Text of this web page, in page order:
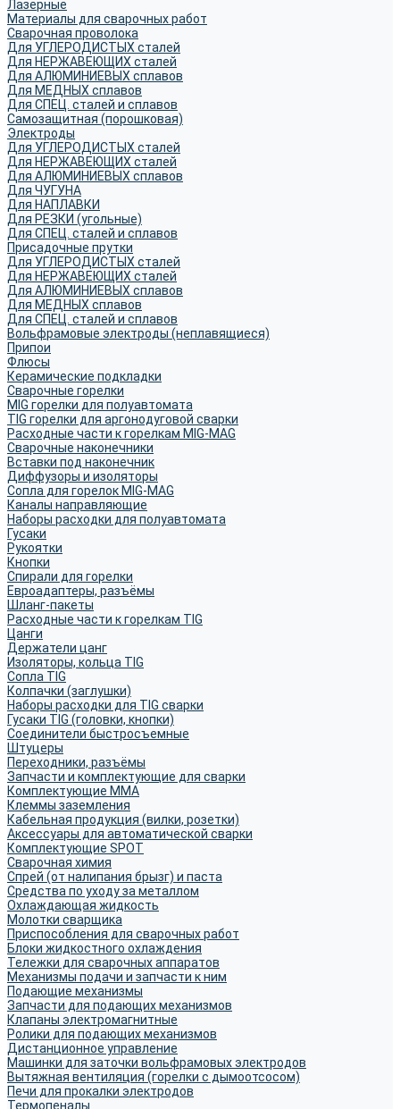
Лазерные
Материалы для сварочных работ
Сварочная проволока
Для УГЛЕРОДИСТЫХ сталей
Для НЕРЖАВЕЮЩИХ сталей
Для АЛЮМИНИЕВЫХ сплавов
Для МЕДНЫХ сплавов
Для СПЕЦ. сталей и сплавов
Самозащитная (порошковая)
Электроды
Для УГЛЕРОДИСТЫХ сталей
Для НЕРЖАВЕЮЩИХ сталей
Для АЛЮМИНИЕВЫХ сплавов
Для ЧУГУНА
Для НАПЛАВКИ
Для РЕЗКИ (угольные)
Для СПЕЦ. сталей и сплавов
Присадочные прутки
Для УГЛЕРОДИСТЫХ сталей
Для НЕРЖАВЕЮЩИХ сталей
Для АЛЮМИНИЕВЫХ сплавов
Для МЕДНЫХ сплавов
Для СПЕЦ. сталей и сплавов
Вольфрамовые электроды (неплавящиеся)
Припои
Флюсы
Керамические подкладки
Сварочные горелки
MIG горелки для полуавтомата
TIG горелки для аргонодуговой сварки
Расходные части к горелкам MIG-MAG
Сварочные наконечники
Вставки под наконечник
Диффузоры и изоляторы
Сопла для горелок MIG-MAG
Каналы направляющие
Наборы расходки для полуавтомата
Гусаки
Рукоятки
Кнопки
Спирали для горелки
Евроадаптеры, разъёмы
Шланг-пакеты
Расходные части к горелкам TIG
Цанги
Держатели цанг
Изоляторы, кольца TIG
Сопла TIG
Колпачки (заглушки)
Наборы расходки для TIG сварки
Гусаки TIG (головки, кнопки)
Соединители быстросъемные
Штуцеры
Переходники, разъёмы
Запчасти и комплектующие для сварки
Комплектующие ММА
Клеммы заземления
Кабельная продукция (вилки, розетки)
Аксессуары для автоматической сварки
Комплектующие SPOT
Сварочная химия
Спрей (от налипания брызг) и паста
Средства по уходу за металлом
Охлаждающая жидкость
Молотки сварщика
Приспособления для сварочных работ
Блоки жидкостного охлаждения
Тележки для сварочных аппаратов
Механизмы подачи и запчасти к ним
Подающие механизмы
Запчасти для подающих механизмов
Клапаны электромагнитные
Ролики для подающих механизмов
Дистанционное управление
Машинки для заточки вольфрамовых электродов
Вытяжная вентиляция (горелки с дымоотсосом)
Печи для прокалки электродов
Термопеналы